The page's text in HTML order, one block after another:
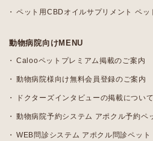
ペット用CBDオイルサプリメント ペッ
動物病院向けMENU
Calooペットプレミアム掲載のご案内
動物病院様向け無料会員登録のご案内
ドクターズインタビューの掲載について
動物病院予約システム アポクル予約ペ
WEB問診システム アポクル問診ペット